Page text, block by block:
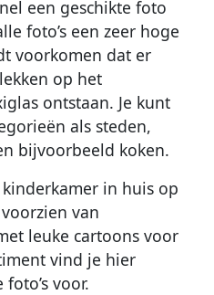
een geschikte foto
foto’s een zeer hoge
voorkomen dat er
op het
ontstaan. Je kunt
als steden,
bijvoorbeeld koken.
in huis op
van
leuke cartoons voor
vind je hier
voor.